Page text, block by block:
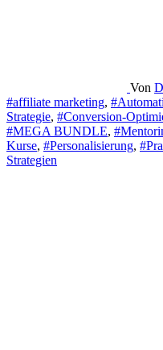
Von
#affiliate marketing,
Strategie, #Conversion-
#MEGA BUNDLE,
Kurse, #Personalisierung,
Strategien